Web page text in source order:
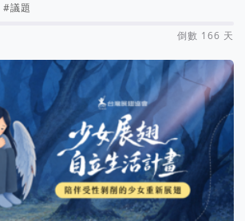
#議題
倒數 166 天